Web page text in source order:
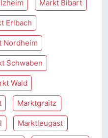
Markt Bibart
Erlbach
Nordheim
Schwaben
Wald
Marktgraitz
Marktleugast